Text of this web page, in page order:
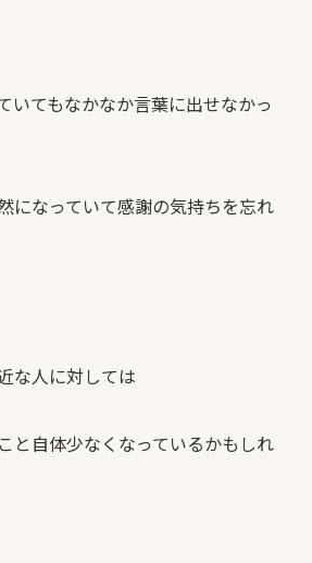
いてもなかなか言葉に出せなかっ
になっていて感謝の気持ちを忘れ
な人に対しては
と自体少なくなっているかもしれ